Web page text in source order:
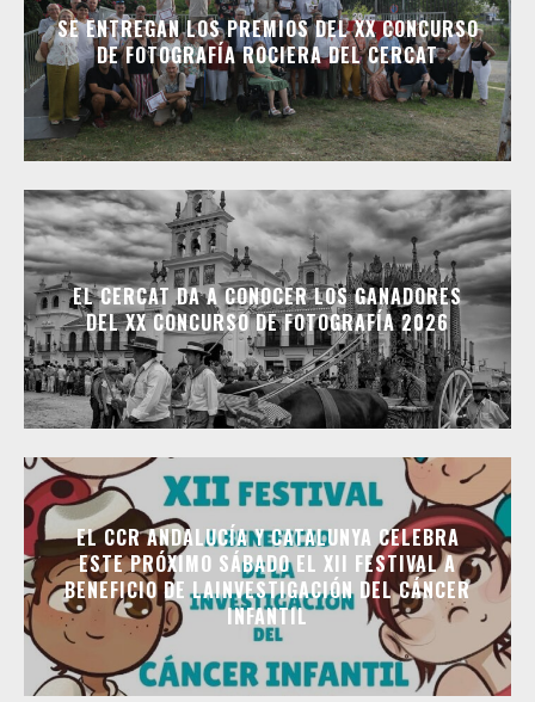
SE ENTREGAN LOS PREMIOS DEL XX CONCURSO
DE FOTOGRAFÍA ROCIERA DEL CERCAT
EL CERCAT DA A CONOCER LOS GANADORES
DEL XX CONCURSO DE FOTOGRAFÍA 2026
EL CCR ANDALUCÍA Y CATALUNYA CELEBRA
ESTE PRÓXIMO SÁBADO EL XII FESTIVAL A
BENEFICIO DE LAINVESTIGACIÓN DEL CÁNCER
INFANTIL